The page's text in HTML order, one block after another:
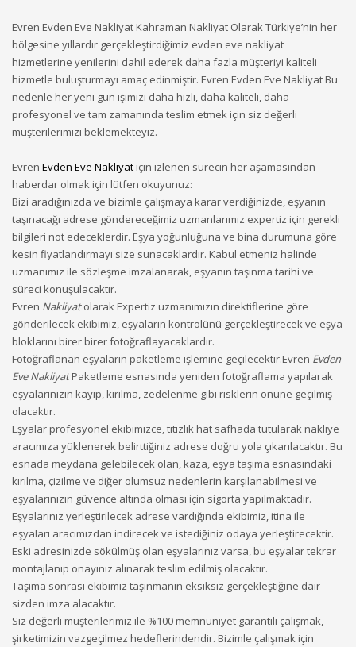
Evren Evden Eve Nakliyat Kahraman Nakliyat Olarak Türkiye’nin her
bölgesine yıllardır gerçekleştirdiğimiz evden eve nakliyat
hizmetlerine yenilerini dahil ederek daha fazla müşteriyi kaliteli
hizmetle buluşturmayı amaç edinmiştir. Evren Evden Eve Nakliyat Bu
nedenle her yeni gün işimizi daha hızlı, daha kaliteli, daha
profesyonel ve tam zamanında teslim etmek için siz değerli
müşterilerimizi beklemekteyiz.
Evren Evden Eve Nakliyatiçin izlenen sürecin her aşamasından
haberdar olmak için lütfen okuyunuz:
Bizi aradığınızda ve bizimle çalışmaya karar verdiğinizde, eşyanın
taşınacağı adrese göndereceğimiz uzmanlarımız expertiz için gerekli
bilgileri not edeceklerdir. Eşya yoğunluğuna ve bina durumuna göre
kesin fiyatlandırmayı size sunacaklardır. Kabul etmeniz halinde
uzmanımız ile sözleşme imzalanarak, eşyanın taşınma tarihi ve
süreci konuşulacaktır.
Evren Nakliyatolarak Expertiz uzmanımızın direktiflerine göre
gönderilecek ekibimiz, eşyaların kontrolünü gerçekleştirecek ve eşya
bloklarını birer birer fotoğraflayacaklardır.
Fotoğraflanan eşyaların paketleme işlemine geçilecektir.Evren Evden
Eve NakliyatPaketleme esnasında yeniden fotoğraflama yapılarak
eşyalarınızın kayıp, kırılma, zedelenme gibi risklerin önüne geçilmiş
olacaktır.
Eşyalar profesyonel ekibimizce, titizlik hat safhada tutularak nakliye
aracımıza yüklenerek belirttiğiniz adrese doğru yola çıkarılacaktır. Bu
esnada meydana gelebilecek olan, kaza, eşya taşıma esnasındaki
kırılma, çizilme ve diğer olumsuz nedenlerin karşılanabilmesi ve
eşyalarınızın güvence altında olması için sigorta yapılmaktadır.
Eşyalarınız yerleştirilecek adrese vardığında ekibimiz, itina ile
eşyaları aracımızdan indirecek ve istediğiniz odaya yerleştirecektir.
Eski adresinizde sökülmüş olan eşyalarınız varsa, bu eşyalar tekrar
montajlanıp onayınız alınarak teslim edilmiş olacaktır.
Taşıma sonrası ekibimiz taşınmanın eksiksiz gerçekleştiğine dair
sizden imza alacaktır.
Siz değerli müşterilerimiz ile %100 memnuniyet garantili çalışmak,
şirketimizin vazgeçilmez hedeflerindendir. Bizimle çalışmak için